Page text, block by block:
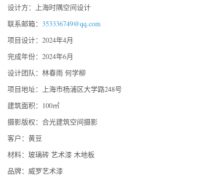
设计方：上海时隅空间设计
联系邮箱： 353336749@qq.com
项目设计：2024年4月
完成年份：2024年6月
设计团队：林春雨 何学柳
项目地址：上海市杨浦区大学路248号
建筑面积：100㎡
摄影版权：合光建筑空间摄影
客户：黄豆
材料：玻璃砖 艺术漆 木地板
品牌：威罗艺术漆